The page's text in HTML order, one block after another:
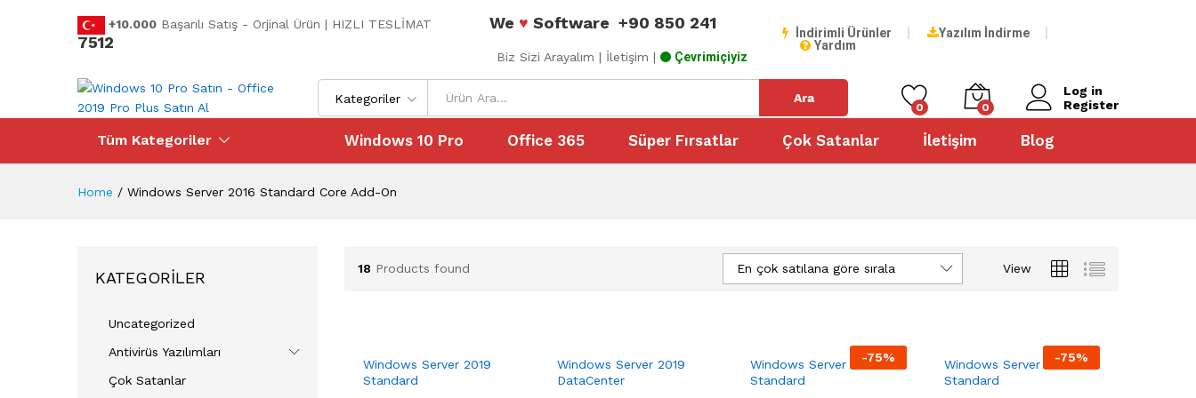
+10.000 Başarılı Satış - Orjinal Ürün | HIZLI TESLİMAT We ♥ Software +90 850 241
7512
Biz Sizi Arayalım | İletişim | Çevrimiçiyiz
İndirimli Ürünler
Yazılım İndirme
Yardım
Kategoriler Ara
0 0
Log in
Register
Tüm Kategoriler Windows 10 Pro Office 365 Süper Fırsatlar Çok Satanlar İletişim Blog
Home / Windows Server 2016 Standard Core Add-On
18 Products found View
En çok satılana göre sırala
Windows Server 2019
Standard
Windows Server 2019
DataCenter
-75%
Windows Server 2016
Standard
-75%
Windows Server 2012 R2
Standard
KATEGORILER
Uncategorized
Antivirüs Yazılımları
Çok Satanlar